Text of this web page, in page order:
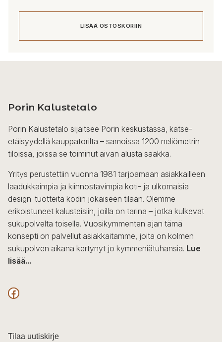
LISÄÄ OSTOSKORIIN
Porin Kalustetalo
Porin Kalustetalo sijaitsee Porin keskustassa, katse-
etäisyydellä kauppatorilta – samoissa 1200 neliömetrin
tiloissa, joissa se toiminut aivan alusta saakka.
Yritys perustettiin vuonna 1981 tarjoamaan asiakkailleen
laadukkaimpia ja kiinnostavimpia koti- ja ulkomaisia
design-tuotteita kodin jokaiseen tilaan. Olemme
erikoistuneet kalusteisiin, joilla on tarina – jotka kulkevat
sukupolvelta toiselle. Vuosikymmenten ajan tämä
konsepti on palvellut asiakkaitamme, joita on kolmen
sukupolven aikana kertynyt jo kymmeniätuhansia. Lue
lisää...
F
c
Tilaa uutiskirje